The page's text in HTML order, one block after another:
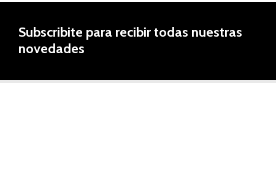
Subscribite para recibir todas nuestras
novedades